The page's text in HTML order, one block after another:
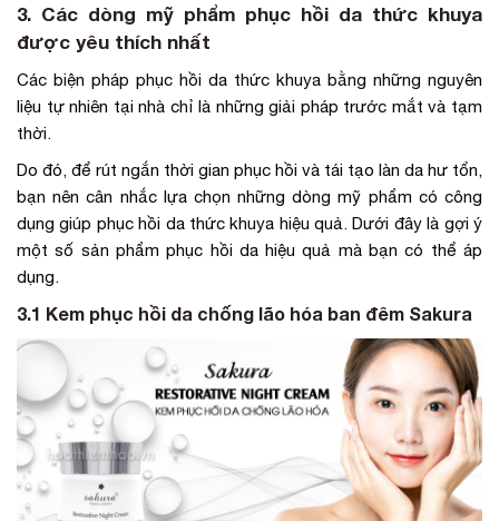
3. Các dòng mỹ phẩm phục hồi da thức khuya
được yêu thích nhất
Các biện pháp phục hồi da thức khuya bằng những nguyên
liệu tự nhiên tại nhà chỉ là những giải pháp trước mắt và tạm
thời.
Do đó, để rút ngắn thời gian phục hồi và tái tạo làn da hư tổn,
bạn nên cân nhắc lựa chọn những dòng mỹ phẩm có công
dụng giúp phục hồi da thức khuya hiệu quả. Dưới đây là gợi ý
một số sản phẩm phục hồi da hiệu quả mà bạn có thể áp
dụng.
3.1 Kem phục hồi da chống lão hóa ban đêm Sakura